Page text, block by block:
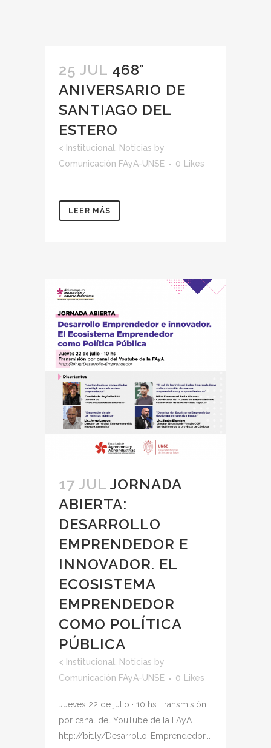
25 JUL 468°
ANIVERSARIO DE
SANTIAGO DEL
ESTERO
< Institucional Noticias by
Comunicación FAyA-UNSE
0 Likes
LEER MÁS
17 JUL JORNADA
ABIERTA:
DESARROLLO
EMPRENDEDOR E
INNOVADOR. EL
ECOSISTEMA
EMPRENDEDOR
COMO POLÍTICA
PÚBLICA
< Institucional Noticias by
Comunicación FAyA-UNSE
0 Likes
Jueves 22 de julio · 10 hs Transmisión
por canal del YouTube de la FAyA
http://bit.ly/Desarrollo-Emprendedor...